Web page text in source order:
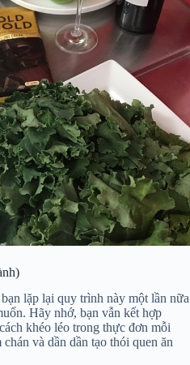
lặp lại quy trình này một lần nữa
Hãy nhớ, bạn vẫn kết hợp
khéo léo trong thực đơn mỗi
và dần dần tạo thói quen ăn